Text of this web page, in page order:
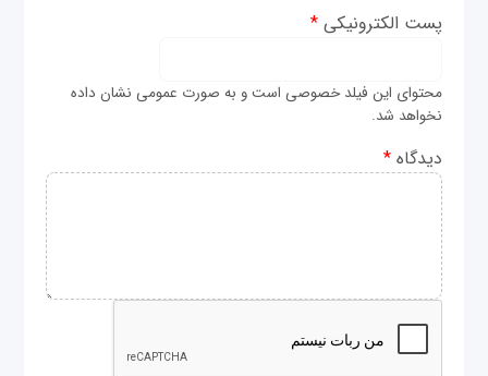
پست الکترونیکی*
محتوای این فیلد خصوصی است و به صورت عمومی نشان داده
نخواهد شد.
دیدگاه*